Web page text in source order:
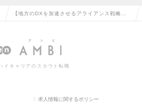
【地方のDXを加速させるアライアンス戦略推
◆未経験枠の求人情報
イキャリアのスカウト転職
求人情報に関するポリシー